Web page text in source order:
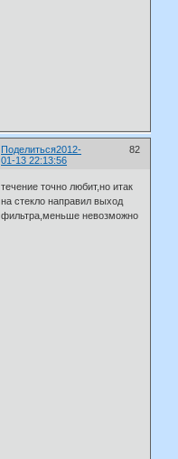
Поделиться 82
2012-
01-13 22:13:56
течение точно любит,но итак
на стекло направил выход
фильтра,меньше невозможно